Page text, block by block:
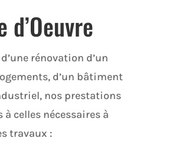
rénovation d’un
d’un bâtiment
nos prestations
à celles nécessaires à
travaux :